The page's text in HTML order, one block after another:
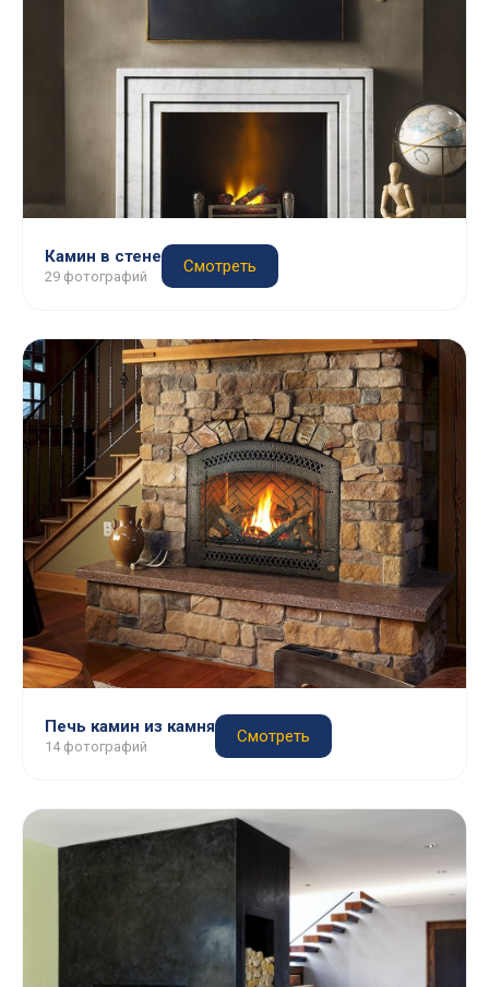
Камин в стене
29 фотографий
Смотреть
Печь камин из камня
14 фотографий
Смотреть